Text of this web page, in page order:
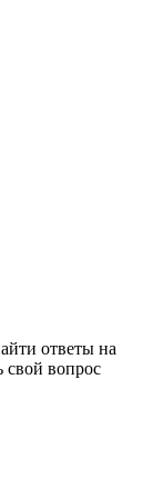
ответы на
свой вопрос